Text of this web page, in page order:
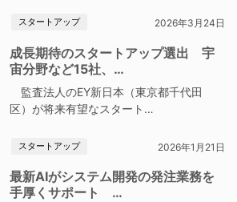
スタートアップ 2026年3月24日
成長期待のスタートアップ選出 宇
宙分野など15社、…
監査法人のEY新日本（東京都千代田
区）が将来有望なスタート…
スタートアップ 2026年1月21日
最新AIがシステム開発の発注業務を
手厚くサポート …